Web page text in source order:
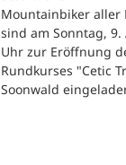
Mountainbiker aller
sind am Sonntag, 9.
Uhr zur Eröffnung
Rundkurses "Cetic
Soonwald